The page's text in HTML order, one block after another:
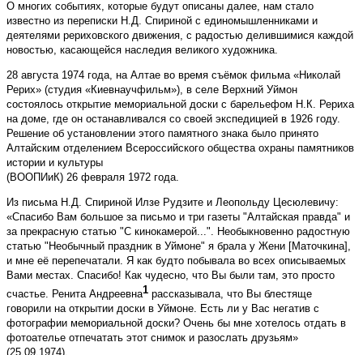
О многих событиях, которые будут описаны далее, нам стало
известно из переписки Н.Д. Спириной с единомышленниками и
деятелями рериховского движения, с радостью делившимися каждой
новостью, касающейся наследия великого художника.
28 августа 1974 года, на Алтае во время съёмок фильма «Николай
Рерих» (студия «Киевнаучфильм»), в селе Верхний Уймон
состоялось открытие мемориальной доски с барельефом Н.К. Рериха
на доме, где он останавливался со своей экспедицией в 1926 году.
Решение об установлении этого памятного знака было принято
Алтайским отделением Всероссийского общества охраны памятников
истории и культуры
(ВООПИиК) 26 февраля 1972 года.
Из письма Н.Д. Спириной Илзе Рудзите и Леопольду Цесюлевичу:
«Спасибо Вам большое за письмо и три газеты "Алтайская правда" и
за прекрасную статью "С кинокамерой...". Необыкновенно радостную
статью "Необычный праздник в Уймоне" я брала у Жени [Маточкина],
и мне её перепечатали. Я как будто побывала во всех описываемых
Вами местах. Спасибо! Как чудесно, что Вы были там, это просто
счастье. Ренита Андреевна1 рассказывала, что Вы блестяще
говорили на открытии доски в Уймоне. Есть ли у Вас негатив с
фотографии мемориальной доски? Очень бы мне хотелось отдать в
фотоателье отпечатать этот снимок и разослать друзьям»
(25.09.1974).